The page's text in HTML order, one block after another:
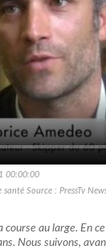
00:00:00
Source : PressTv
au large. En
Nous suivons,